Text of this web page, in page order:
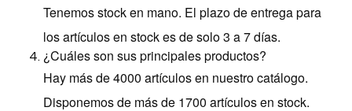
Tenemos stock en mano. El plazo de entrega para
los artículos en stock es de solo 3 a 7 días.
¿Cuáles son sus principales productos?
Hay más de 4000 artículos en nuestro catálogo.
Disponemos de más de 1700 artículos en stock.